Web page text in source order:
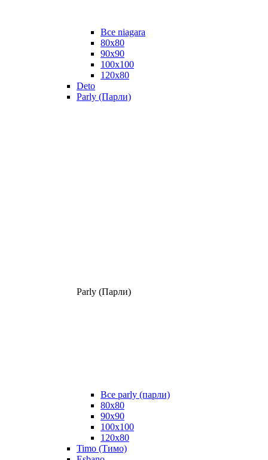
Все niagara
80x80
90x90
100x100
120x80
Deto
Parly (Парли)
Parly (Парли)
Все parly (парли)
80x80
90x90
100x100
120x80
Timo (Тимо)